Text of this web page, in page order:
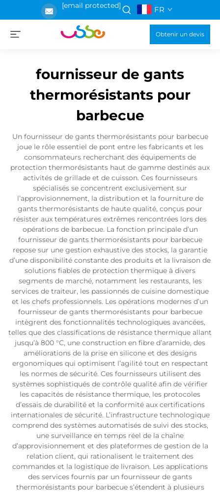
[email protected] FR
Obtenir un devis
fournisseur de gants
thermorésistants pour
barbecue
Un fournisseur de gants thermorésistants pour barbecue
joue le rôle essentiel de pont entre les fabricants et les
consommateurs recherchant des équipements de
protection thermorésistants haut de gamme destinés aux
activités de grillade et de cuisson. Ces fournisseurs
spécialisés se concentrent exclusivement sur
l’approvisionnement, la distribution et la fourniture de
gants thermorésistants de haute qualité, conçus pour
résister aux températures extrêmes rencontrées lors des
opérations de barbecue. La fonction principale d’un
fournisseur de gants thermorésistants pour barbecue
repose sur une gestion exhaustive des stocks, la garantie
d’une disponibilité constante des produits et la livraison de
solutions fiables de protection thermique à divers
segments de marché, notamment les restaurants, les
services de traiteur, les passionnés de cuisine domestique
et les chefs professionnels. Les opérations modernes d’un
fournisseur de gants thermorésistants pour barbecue
intègrent des fonctionnalités technologiques avancées,
telles que des classifications de résistance thermique allant
jusqu’à 800 °C, une construction en fibre d’aramide, des
améliorations de la prise en silicone et des designs
ergonomiques qui optimisent l’agilité tout en respectant
les normes de sécurité. Ces fournisseurs utilisent des
systèmes sophistiqués de contrôle qualité afin de vérifier
les capacités de résistance thermique, les protocoles
d’essais de durabilité et la conformité aux certifications
internationales de sécurité. L’infrastructure technologique
comprend des systèmes automatisés de suivi des stocks,
une surveillance en temps réel de la chaîne
d’approvisionnement et des plateformes de gestion de la
relation client, qui rationalisent le traitement des
commandes et la logistique de livraison. Les applications
des services fournis par un fournisseur de gants
thermorésistants pour barbecue s’étendent à plusieurs